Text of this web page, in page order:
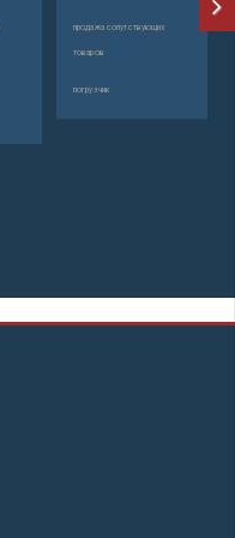
продажа сопутствующих
товаров
погрузчик